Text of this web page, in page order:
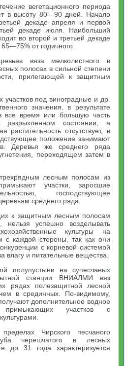
вегетационного периода
в высоту 80—90 дней. Начало
декаде апреля и первой
декаде июля. Наибольший
во второй и третьей декаде
от годичного.
вяза мелколистного в
полосах в сильной степени
прилегающей к защитным
участков под виноградные и др.
значения, в результате
все время или большую часть
разрыхленном состоянии, а
растительность отсутствует, в
положение занимают
Деревья же среднего ряда
переходящем затем в
лесным полосам из
участки, заросшие
господствующее
среднего ряда.
к защитным лесным полосам
нельзя успешно возделывать
культуры на
каждой стороны, так как они
с корневой системой
влагу и питательные вещества.
полупустыни на супесчаных
станции ВНИАЛМИ вяз
рядах полезащитной лесной
в срединных. По-видимому,
дополнительное водное
участков с
Чирского песчаного
черешчатого в лесных
до 31 года характеризуется